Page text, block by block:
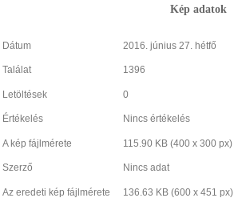
Kép adatok
Dátum 2016. június 27. hétfő
Találat 1396
Letöltések 0
Értékelés Nincs értékelés
A kép fájlmérete 115.90 KB (400 x 300 px)
Szerző Nincs adat
Az eredeti kép fájlmérete 136.63 KB (600 x 451 px)